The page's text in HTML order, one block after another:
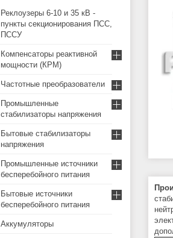
Реклоузеры 6-10 и 35 кВ -
пункты секционирования ПСС,
ПССУ
Компенсаторы реактивной
мощности (КРМ)
Частотные преобразователи
Промышленные
стабилизаторы напряжения
Бытовые стабилизаторы
напряжения
Промышленные источники
бесперебойного питания
Бытовые источники
бесперебойного питания
Аккумуляторы